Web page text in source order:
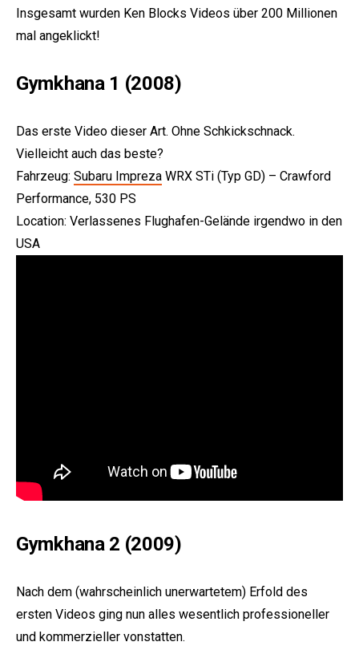
Insgesamt wurden Ken Blocks Videos über 200 Millionen
mal angeklickt!
Gymkhana 1 (2008)
Das erste Video dieser Art. Ohne Schkickschnack.
Vielleicht auch das beste?
Fahrzeug: Subaru Impreza WRX STi (Typ GD) – Crawford
Performance, 530 PS
Location: Verlassenes Flughafen-Gelände irgendwo in den
USA
Gymkhana 2 (2009)
Nach dem (wahrscheinlich unerwartetem) Erfold des
ersten Videos ging nun alles wesentlich professioneller
und kommerzieller vonstatten.